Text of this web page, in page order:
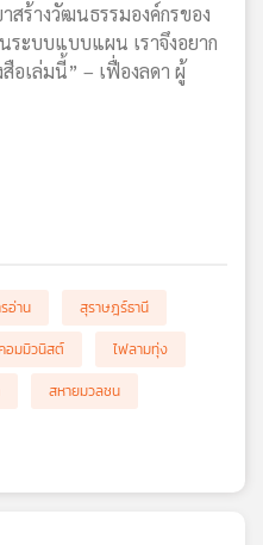
สร้างวัฒนธรรมองค์กรของ
ระบบแบบแผน เราจึงอยาก
อเล่มนี้” – เฟื่องลดา ผู้
อ่าน
สุราษฎร์ธานี
อมมิวนิสต์
ไฟลามทุ่ง
สหายมวลชน